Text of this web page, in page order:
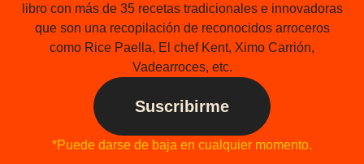
libro con más de 35 recetas tradicionales e innovadoras
que son una recopilación de reconocidos arroceros
como Rice Paella, El chef Kent, Ximo Carrión,
Vadearroces, etc.
Suscribirme
*Puede darse de baja en cualquier momento.